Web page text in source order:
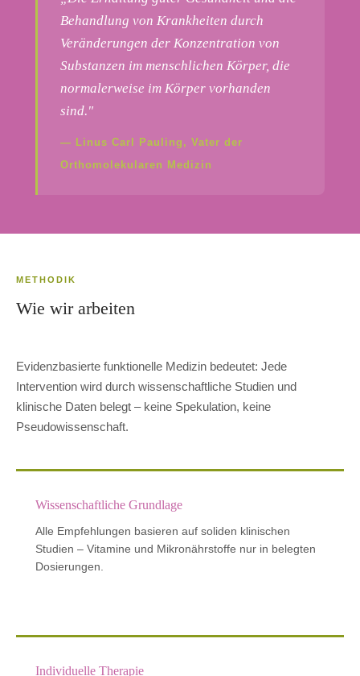
Behandlung von Krankheiten durch
Veränderungen der Konzentration von
Substanzen im menschlichen Körper, die
normalerweise im Körper vorhanden
sind."
— Linus Carl Pauling, Vater der
Orthomolekularen Medizin
METHODIK
Wie wir arbeiten
Evidenzbasierte funktionelle Medizin bedeutet: Jede
Intervention wird durch wissenschaftliche Studien und
klinische Daten belegt – keine Spekulation, keine
Pseudowissenschaft.
Wissenschaftliche Grundlage
Alle Empfehlungen basieren auf soliden klinischen
Studien – Vitamine und Mikronährstoffe nur in belegten
Dosierungen.
Individuelle Therapie